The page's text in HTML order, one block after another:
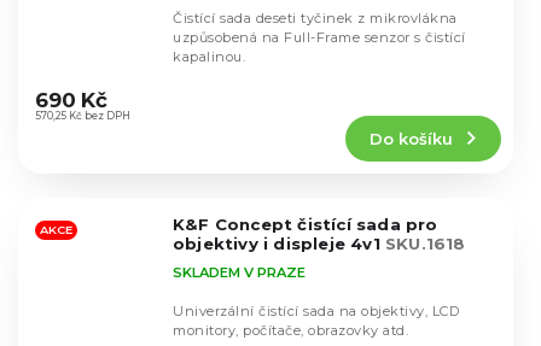
hodnocení
produktu
hvězdiček.
570,25 Kč bez DPH
690 Kč
Do košíku
Čistící sada deseti tyčinek z mikrovlákna
uzpůsobená na Full-Frame senzor s čistící
kapalinou.
AKCE
K&F Concept čistící sada pro
objektivy i displeje 4v1 SKU.1618
SKLADEM V PRAZE
Univerzální čistící sada na objektivy, LCD
monitory, počítače, obrazovky atd.